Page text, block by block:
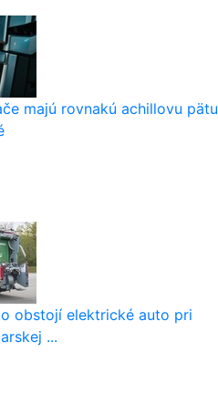
majú rovnakú achillovu pätu
obstojí elektrické auto pri
...